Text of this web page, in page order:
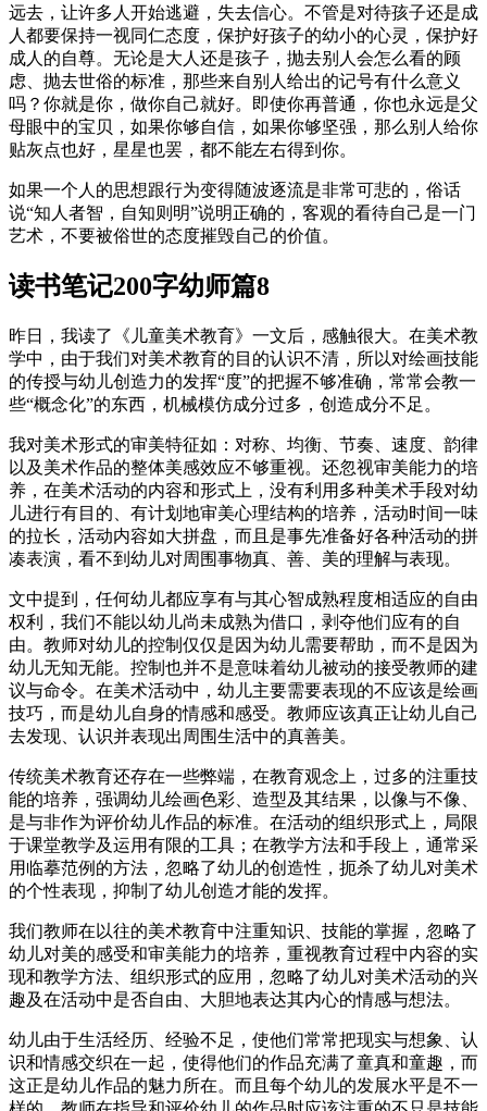
远去，让许多人开始逃避，失去信心。不管是对待孩子还是成
人都要保持一视同仁态度，保护好孩子的幼小的心灵，保护好
成人的自尊。无论是大人还是孩子，抛去别人会怎么看的顾
虑、抛去世俗的标准，那些来自别人给出的记号有什么意义
吗？你就是你，做你自己就好。即使你再普通，你也永远是父
母眼中的宝贝，如果你够自信，如果你够坚强，那么别人给你
贴灰点也好，星星也罢，都不能左右得到你。
如果一个人的思想跟行为变得随波逐流是非常可悲的，俗话
说“知人者智，自知则明”说明正确的，客观的看待自己是一门
艺术，不要被俗世的态度摧毁自己的价值。
读书笔记200字幼师篇8
昨日，我读了《儿童美术教育》一文后，感触很大。在美术教
学中，由于我们对美术教育的目的认识不清，所以对绘画技能
的传授与幼儿创造力的发挥“度”的把握不够准确，常常会教一
些“概念化”的东西，机械模仿成分过多，创造成分不足。
我对美术形式的审美特征如：对称、均衡、节奏、速度、韵律
以及美术作品的整体美感效应不够重视。还忽视审美能力的培
养，在美术活动的内容和形式上，没有利用多种美术手段对幼
儿进行有目的、有计划地审美心理结构的培养，活动时间一味
的拉长，活动内容如大拼盘，而且是事先准备好各种活动的拼
凑表演，看不到幼儿对周围事物真、善、美的理解与表现。
文中提到，任何幼儿都应享有与其心智成熟程度相适应的自由
权利，我们不能以幼儿尚未成熟为借口，剥夺他们应有的自
由。教师对幼儿的控制仅仅是因为幼儿需要帮助，而不是因为
幼儿无知无能。控制也并不是意味着幼儿被动的接受教师的建
议与命令。在美术活动中，幼儿主要需要表现的不应该是绘画
技巧，而是幼儿自身的情感和感受。教师应该真正让幼儿自己
去发现、认识并表现出周围生活中的真善美。
传统美术教育还存在一些弊端，在教育观念上，过多的注重技
能的培养，强调幼儿绘画色彩、造型及其结果，以像与不像、
是与非作为评价幼儿作品的标准。在活动的组织形式上，局限
于课堂教学及运用有限的工具；在教学方法和手段上，通常采
用临摹范例的方法，忽略了幼儿的创造性，扼杀了幼儿对美术
的个性表现，抑制了幼儿创造才能的发挥。
我们教师在以往的美术教育中注重知识、技能的掌握，忽略了
幼儿对美的感受和审美能力的培养，重视教育过程中内容的实
现和教学方法、组织形式的应用，忽略了幼儿对美术活动的兴
趣及在活动中是否自由、大胆地表达其内心的情感与想法。
幼儿由于生活经历、经验不足，使他们常常把现实与想象、认
识和情感交织在一起，使得他们的作品充满了童真和童趣，而
这正是幼儿作品的魅力所在。而且每个幼儿的发展水平是不一